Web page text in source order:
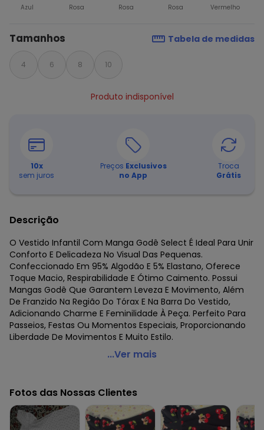
Azul Rosa Rosa Rosa Vermelho
Tamanhos Tabela de medidas
4 6 8 10
Produto indisponível
10x
sem juros
Preços Exclusivos
no App
Troca
Grátis
Descrição
O Vestido Infantil Com Manga Godê Select É Ideal Para Unir
Conforto E Delicadeza No Visual Das Pequenas.
Confeccionado Em 95% Algodão E 5% Elastano, Oferece
Toque Macio, Respirabilidade E Ótimo Caimento. Possui
Mangas Godê Que Garantem Leveza E Movimento, Além
De Franzido Na Região Do Tórax E Na Barra Do Vestido,
Adicionando Charme E Feminilidade À Peça. Perfeito Para
Passeios, Festas Ou Momentos Especiais, Proporcionando
Liberdade De Movimentos E Muito Estilo.
Select - Vestido Infantil com Manga Godê Preto
Fornecedor: ROVITEX IND E COM DE MALHAS LTDA / CNPJ
79.233.672/0010-98
Feito: Brasil
Cuidados para conservação do produto: Lavar na
...Ver mais
Fotos das Nossas Clientes